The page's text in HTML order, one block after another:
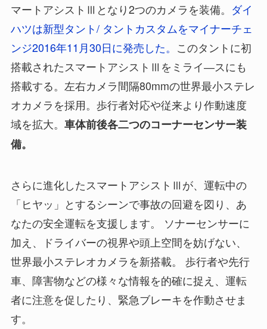
マートアシストⅢとなり2つのカメラを装備。 ダイ
ハツは新型タント/ タントカスタムをマイナーチェ
ンジ2016年11月30日に発売した。 このタントに初
搭載されたスマートアシストⅢをミライ―スにも
搭載する。左右カメラ間隔80mmの世界最小ステレ
オカメラを採用。歩行者対応や従来より作動速度
域を拡大。 車体前後各二つのコーナーセンサー装
備。
さらに進化したスマートアシストⅢが、運転中の
「ヒヤッ」とするシーンで事故の回避を図り、あ
なたの安全運転を支援します。 ソナーセンサーに
加え、ドライバーの視界や頭上空間を妨げない、
世界最小ステレオカメラを新搭載。 歩行者や先行
車、障害物などの様々な情報を的確に捉え、運転
者に注意を促したり、緊急ブレーキを作動させま
す。